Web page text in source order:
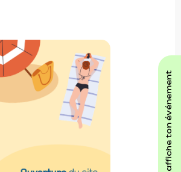
affiche ton événement